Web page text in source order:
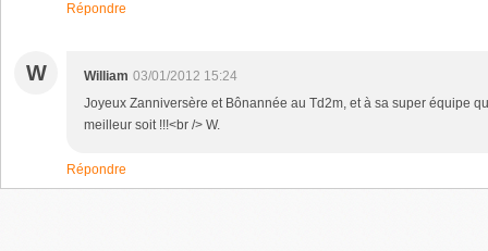
Répondre
W William 03/01/2012 15:24
Joyeux Zanniversère et Bônannée au Td2m, et à sa super équipe
meilleur soit !!!<br /> W.
Répondre